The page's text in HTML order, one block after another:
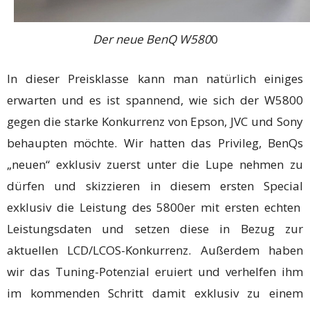
Der neue BenQ W5800
In dieser Preisklasse kann man natürlich einiges
erwarten und es ist spannend, wie sich der W5800
gegen die starke Konkurrenz von Epson, JVC und Sony
behaupten möchte. Wir hatten das Privileg, BenQs
„neuen“ exklusiv zuerst unter die Lupe nehmen zu
dürfen und skizzieren in diesem ersten Special
exklusiv die Leistung des 5800er mit ersten echten
Leistungsdaten und setzen diese in Bezug zur
aktuellen LCD/LCOS-Konkurrenz. Außerdem haben
wir das Tuning-Potenzial eruiert und verhelfen ihm
im kommenden Schritt damit exklusiv zu einem